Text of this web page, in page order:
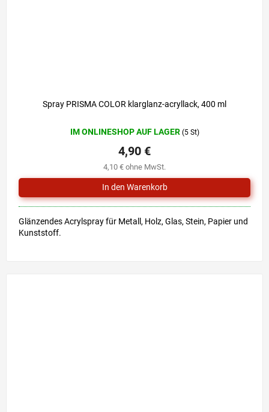
Spray PRISMA COLOR klarglanz-acryllack, 400 ml
IM ONLINESHOP AUF LAGER (5 St)
4,10 € ohne MwSt.
4,90 €
Glänzendes Acrylspray für Metall, Holz, Glas, Stein, Papier und
Kunststoff.